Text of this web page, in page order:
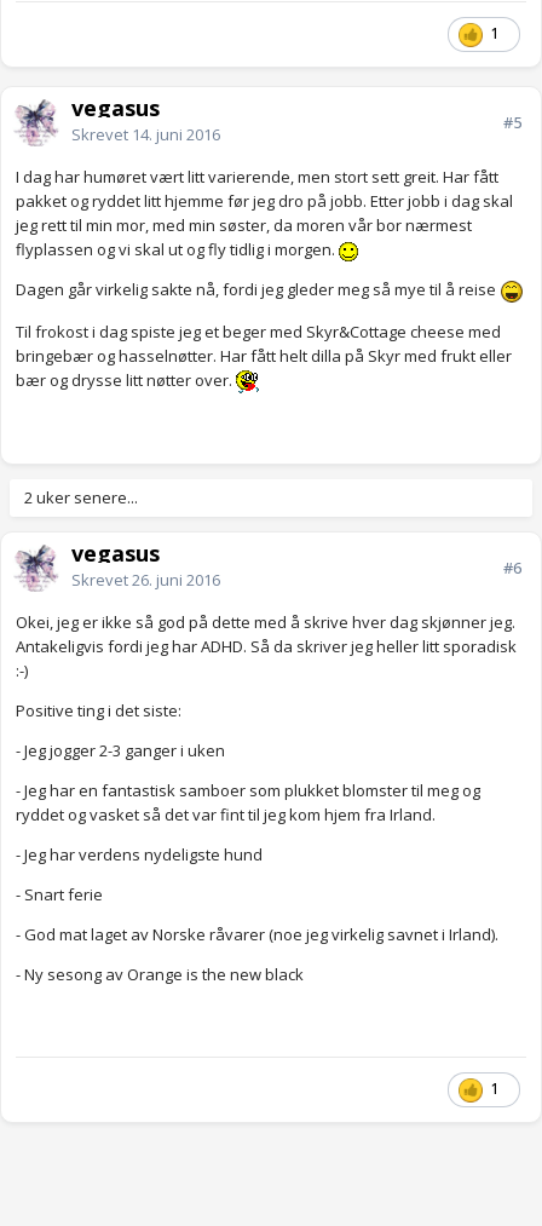
1
vegasus
Skrevet 14. juni 2016
#5
I dag har humøret vært litt varierende, men stort sett greit. Har fått
pakket og ryddet litt hjemme før jeg dro på jobb. Etter jobb i dag skal
jeg rett til min mor, med min søster, da moren vår bor nærmest
flyplassen og vi skal ut og fly tidlig i morgen.
Dagen går virkelig sakte nå, fordi jeg gleder meg så mye til å reise
Til frokost i dag spiste jeg et beger med Skyr&Cottage cheese med
bringebær og hasselnøtter. Har fått helt dilla på Skyr med frukt eller
bær og drysse litt nøtter over.
2 uker senere...
vegasus
Skrevet26. juni 2016
#6
Okei, jeg er ikke så god på dette med å skrive hver dag skjønner jeg.
Antakeligvis fordi jeg har ADHD. Så da skriver jeg heller litt sporadisk
:-)
Positive ting i det siste:
- Jeg jogger 2-3 ganger i uken
- Jeg har en fantastisk samboer som plukket blomster til meg og
ryddet og vasket så det var fint til jeg kom hjem fra Irland.
- Jeg har verdens nydeligste hund
- Snart ferie
- God mat laget av Norske råvarer (noe jeg virkelig savnet i Irland).
- Ny sesong av Orange is the new black
1